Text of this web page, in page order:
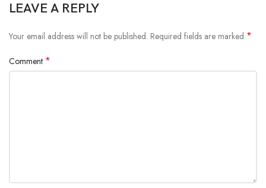
LEAVE A REPLY
Your email address will not be published. Required fields are marked *
Comment *